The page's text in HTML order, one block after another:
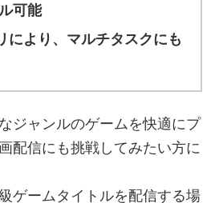
可能
により、マルチタスクにも
ジャンルのゲームを快適にプ
配信にも挑戦してみたい方に
ゲームタイトルを配信する場